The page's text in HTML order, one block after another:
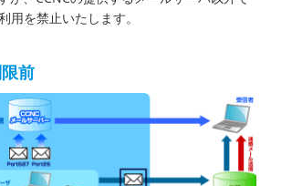
用を禁止いたします。
前